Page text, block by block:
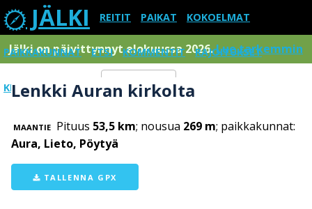
JÄLKI REITIT PAIKAT KOKOELMAT
PAIKKAKUNNAT ETSI KOMMENTIT RAJOITUKSET
KIRJAUDU SISÄÄN Menu
Jälki on päivittynnyt elokuussa 2026.Lue tarkemmin
Lenkki Auran kirkolta
MAANTIE Pituus 53,5 km; nousua 269 m; paikkakunnat:
Aura, Lieto, Pöytyä
TALLENNA GPX